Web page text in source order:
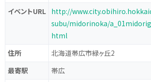
イベントURL http://
subu/midorinoka/
html
住所
北海道帯広市緑ヶ丘2
最寄駅
帯広